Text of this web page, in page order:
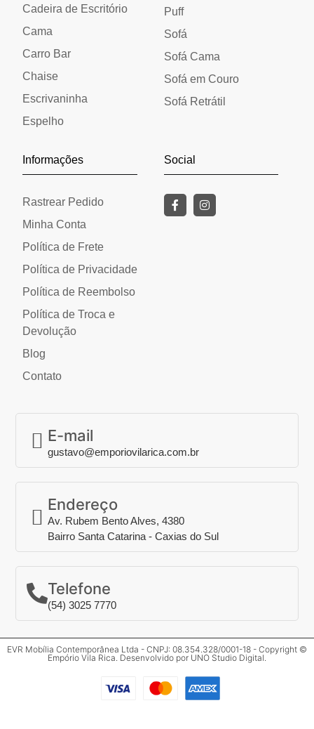
Cadeira de Escritório
Cama
Carro Bar
Chaise
Escrivaninha
Espelho
Puff
Sofá
Sofá Cama
Sofá em Couro
Sofá Retrátil
Informações
Rastrear Pedido
Minha Conta
Política de Frete
Política de Privacidade
Política de Reembolso
Política de Troca e
Devolução
Blog
Contato
Social
E-mail
gustavo@emporiovilarica.com.br
Endereço
Av. Rubem Bento Alves, 4380
Bairro Santa Catarina - Caxias do Sul
Telefone
(54) 3025 7770
EVR Mobília Contemporânea Ltda - CNPJ: 08.354.328/0001-18 - Copyright ©
Empório Vila Rica. Desenvolvido por UNO Studio Digital